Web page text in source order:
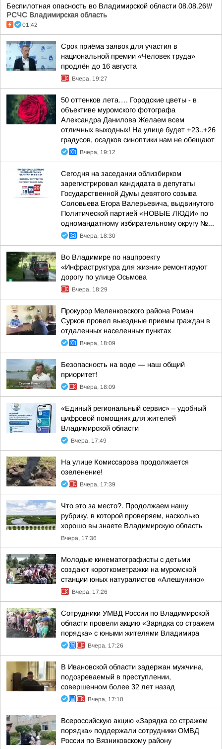
Беспилотная опасность во Владимирской области 08.08.26!//
РСЧС Владимирская область
01:42
Срок приёма заявок для участия в
национальной премии «Человек труда»
продлён до 16 августа
Вчера, 19:27
50 оттенков лета…. Городские цветы - в
объективе муромского фотографа
Александра Данилова Желаем всем
отличных выходных! На улице будет +23..+26
градусов, осадков синоптики нам не обещают
Вчера, 19:12
Сегодня на заседании облизбирком
зарегистрировал кандидата в депутаты
Государственной Думы девятого созыва
Соловьева Егора Валерьевича, выдвинутого
Политической партией «НОВЫЕ ЛЮДИ» по
одномандатному избирательному округу №...
Вчера, 18:30
Во Владимире по нацпроекту
«Инфраструктура для жизни» ремонтируют
дорогу по улице Осьмова
Вчера, 18:29
Прокурор Меленковского района Роман
Сурков провел выездные приемы граждан в
отдаленных населенных пунктах
Вчера, 18:09
Безопасность на воде — наш общий
приоритет!
Вчера, 18:09
«Единый региональный сервис» – удобный
цифровой помощник для жителей
Владимирской области
Вчера, 17:49
На улице Комиссарова продолжается
озеленение!
Вчера, 17:39
Что это за место?. Продолжаем нашу
рубрику, в которой проверяем, насколько
хорошо вы знаете Владимирскую область
Вчера, 17:36
Молодые кинематографисты с детьми
создают короткометражки на муромской
станции юных натуралистов «Алешунино»
Вчера, 17:26
Сотрудники УМВД России по Владимирской
области провели акцию «Зарядка со стражем
порядка» с юными жителями Владимира
Вчера, 17:26
В Ивановской области задержан мужчина,
подозреваемый в преступлении,
совершенном более 32 лет назад
Вчера, 17:10
Всероссийскую акцию «Зарядка со стражем
порядка» поддержали сотрудники ОМВД
России по Вязниковскому району